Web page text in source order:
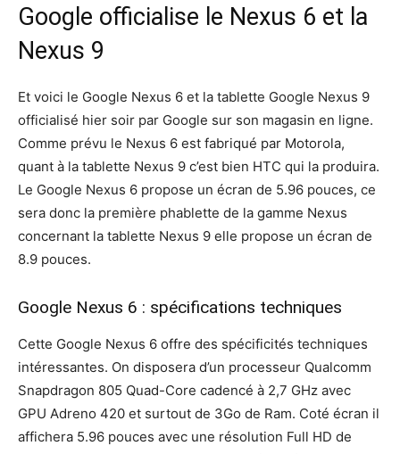
Google officialise le Nexus 6 et la
Nexus 9
Et voici le Google Nexus 6 et la tablette Google Nexus 9
officialisé hier soir par Google sur son magasin en ligne.
Comme prévu le Nexus 6 est fabriqué par Motorola,
quant à la tablette Nexus 9 c’est bien HTC qui la produira.
Le Google Nexus 6 propose un écran de 5.96 pouces, ce
sera donc la première phablette de la gamme Nexus
concernant la tablette Nexus 9 elle propose un écran de
8.9 pouces.
Google Nexus 6 : spécifications techniques
Cette Google Nexus 6 offre des spécificités techniques
intéressantes. On disposera d’un processeur Qualcomm
Snapdragon 805 Quad-Core cadencé à 2,7 GHz avec
GPU Adreno 420 et surtout de 3Go de Ram. Coté écran il
affichera 5.96 pouces avec une résolution Full HD de